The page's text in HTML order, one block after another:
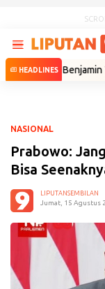
HEADLINES
Benjamin Thomas
NASIONAL
Prabowo:
Bisa
LIPUTANSEMBILAN
Jumat, 15 Agustus